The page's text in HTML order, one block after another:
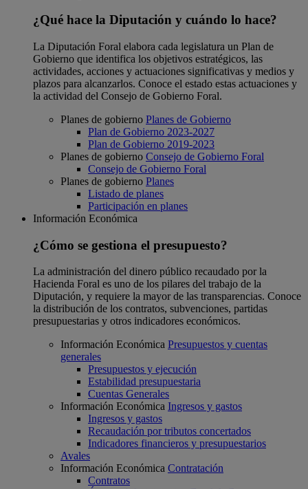
¿Qué hace la Diputación y cuándo lo hace?
La Diputación Foral elabora cada legislatura un Plan de
Gobierno que identifica los objetivos estratégicos, las
actividades, acciones y actuaciones significativas y medios y
plazos para alcanzarlos. Conoce el estado estas actuaciones y
la actividad del Consejo de Gobierno Foral.
Planes de gobierno Planes de Gobierno
Plan de Gobierno 2023-2027
Plan de Gobierno 2019-2023
Planes de gobierno Consejo de Gobierno Foral
Consejo de Gobierno Foral
Planes de gobierno Planes
Listado de planes
Participación en planes
Información Económica
¿Cómo se gestiona el presupuesto?
La administración del dinero público recaudado por la
Hacienda Foral es uno de los pilares del trabajo de la
Diputación, y requiere la mayor de las transparencias. Conoce
la distribución de los contratos, subvenciones, partidas
presupuestarias y otros indicadores económicos.
Información Económica Presupuestos y cuentas
generales
Presupuestos y ejecución
Estabilidad presupuestaria
Cuentas Generales
Información Económica Ingresos y gastos
Ingresos y gastos
Recaudación por tributos concertados
Indicadores financieros y presupuestarios
Avales
Información Económica Contratación
Contratos